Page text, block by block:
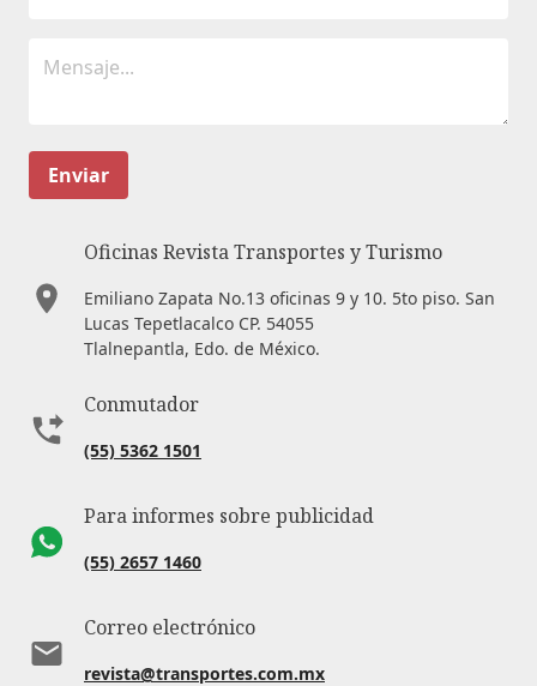
Enviar
Oficinas Revista Transportes y Turismo
Emiliano Zapata No.13 oficinas 9 y 10. 5to piso. San
Lucas Tepetlacalco CP. 54055
Tlalnepantla, Edo. de México.
Conmutador
(55) 5362 1501
Para informes sobre publicidad
(55) 2657 1460
Correo electrónico
revista@transportes.com.mx